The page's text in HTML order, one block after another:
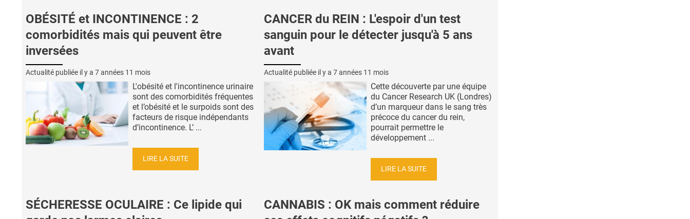
OBÉSITÉ et INCONTINENCE : 2
comorbidités mais qui peuvent être
inversées
Actualité publiée il y a 7 années 11 mois
L'obésité et l'incontinence urinaire
sont des comorbidités fréquentes
et l’obésité et le surpoids sont des
facteurs de risque indépendants
d’incontinence. L’ ...
LIRE LA SUITE
CANCER du REIN : L'espoir d'un test
sanguin pour le détecter jusqu'à 5 ans
avant
Actualité publiée il y a 7 années 11 mois
Cette découverte par une équipe
du Cancer Research UK (Londres)
d’un marqueur dans le sang très
précoce du cancer du rein,
pourrait permettre le
développement ...
LIRE LA SUITE
SÉCHERESSE OCULAIRE : Ce lipide qui
CANNABIS : OK mais comment réduire